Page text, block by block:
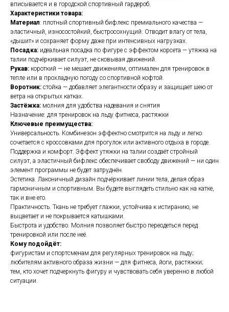
вписывается и в городской спортивный гардероб.
Характеристики товара:
Материал: плотный спортивный бифлекс премиального качества —
эластичный, износостойкий, быстросохнущий. Отводит влагу от тела,
«дышит» и сохраняет форму даже при интенсивных нагрузках.
Посадка: идеальная посадка по фигуре с эффектом корсета — утяжка на
талии подчёркивает силуэт, не сковывая движений.
Рукав: короткий — не мешает движениям, оптимален для тренировок в
тепле или в прохладную погоду со спортивной кофтой.
Воротник: стойка — добавляет элегантности образу и защищает шею от
ветра на открытых катках.
Застёжка: молния для удобства надевания и снятия
Назначение: для тренировок на льду фитнеса, растяжки
Ключевые преимущества:
Универсальность. Комбинезон эффектно смотрится на льду и легко
сочетается с кроссовками для прогулок или активного отдыха в городе.
Поддержка и комфорт. Эффект утяжки на талии создаёт стройный
силуэт, а эластичный бифлекс обеспечивает свободу движений — ни один
элемент программы не будет затруднён.
Эстетика. Лаконичный дизайн подчёркивает линии тела, делая образ
гармоничным и спортивным. Вы будете выглядеть стильно как на катке,
так и вне его.
Практичность. Ткань не требует глажки, устойчива к истиранию, не
выцветает и не покрывается катышками.
Быстрота и удобство. Молния позволяет быстро переодеться перед
тренировкой или после неё.
Кому подойдёт:
фигуристам и спортсменам для регулярных тренировок на льду;
любителям активного образа жизни — для фитнеса, йоги, растяжки;
тем, кто хочет подчеркнуть фигуру и чувствовать себя уверенно в любой
ситуации.